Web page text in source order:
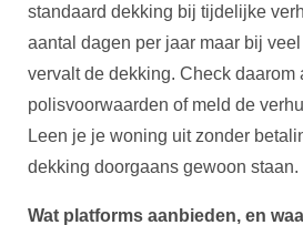
standaard dekking bij tijdelijke
aantal dagen per jaar maar bij
vervalt de dekking. Check daarom
polisvoorwaarden of meld de
Leen je je woning uit zonder
dekking doorgaans gewoon staan.
Wat platforms aanbieden, en